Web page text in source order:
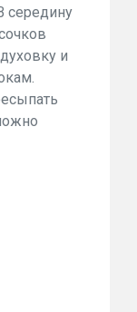
середину
и